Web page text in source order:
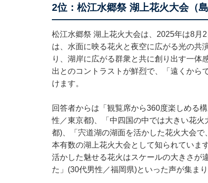
2位：松江水郷祭 湖上花火大会（
松江水郷祭 湖上花火大会は、2025年は8月
は、水面に映る花火と夜空に広がる光の共
り、湖岸に広がる群衆と共に創り出す一体
出とのコントラストが鮮烈で、「遠くから
けます。
回答者からは「観覧席から360度楽しめる
性／東京都)、「中四国の中では大きい花
都)、「宍道湖の湖面を活かした花火大会
本有数の湖上花火大会として知られていま
活かした魅せる花火はスケールの大きさが
た」(30代男性／福岡県)といった声が集まり